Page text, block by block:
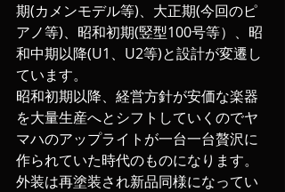
期(カメンモデル等)、大正期(今回のピ
アノ等)、昭和初期(竪型100号等）、昭
和中期以降(U1、U2等)と設計が変遷し
ています。
昭和初期以降、経営方針が安価な楽器
を大量生産へとシフトしていくのでヤ
マハのアップライトが一台一台贅沢に
作られていた時代のものになります。
外装は再塗装され新品同様になってい